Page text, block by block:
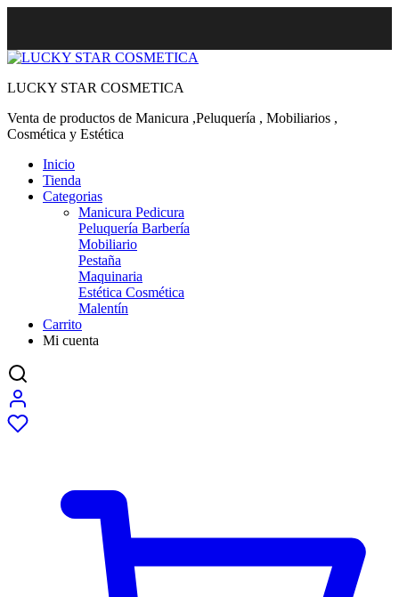
LUCKY STAR COSMETICA
Venta de productos de Manicura ,Peluquería , Mobiliarios ,
Cosmética y Estética
Inicio
Tienda
Categorias
Manicura Pedicura
Peluquería Barbería
Mobiliario
Pestaña
Maquinaria
Estética Cosmética
Malentín
Carrito
Mi cuenta